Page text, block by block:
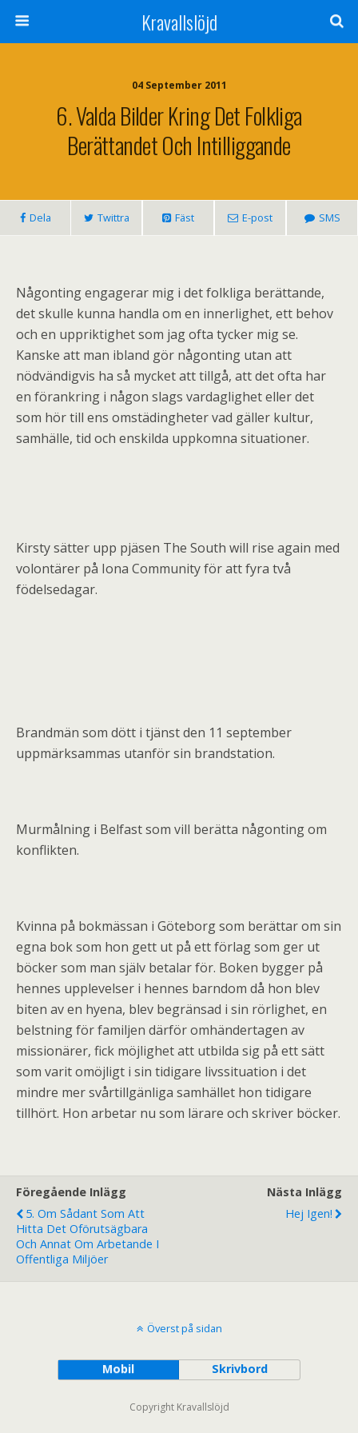
Kravallslöjd
04 September 2011
6. Valda Bilder Kring Det Folkliga
Berättandet Och Intilliggande
Dela Twittra Fäst E-post SMS
Någonting engagerar mig i det folkliga berättande,
det skulle kunna handla om en innerlighet, ett behov
och en uppriktighet som jag ofta tycker mig se.
Kanske att man ibland gör någonting utan att
nödvändigvis ha så mycket att tillgå, att det ofta har
en förankring i någon slags vardaglighet eller det
som hör till ens omstädingheter vad gäller kultur,
samhälle, tid och enskilda uppkomna situationer.
Kirsty sätter upp pjäsen The South will rise again med
volontärer på Iona Community för att fyra två
födelsedagar.
Brandmän som dött i tjänst den 11 september
uppmärksammas utanför sin brandstation.
Murmålning i Belfast som vill berätta någonting om
konflikten.
Kvinna på bokmässan i Göteborg som berättar om sin
egna bok som hon gett ut på ett förlag som ger ut
böcker som man själv betalar för. Boken bygger på
hennes upplevelser i hennes barndom då hon blev
biten av en hyena, blev begränsad i sin rörlighet, en
belstning för familjen därför omhändertagen av
missionärer, fick möjlighet att utbilda sig på ett sätt
som varit omöjligt i sin tidigare livssituation i det
mindre mer svårtillgänliga samhället hon tidigare
tillhört. Hon arbetar nu som lärare och skriver böcker.
Föregående Inlägg
5. Om Sådant Som Att
Hitta Det Oförutsägbara
Och Annat Om Arbetande I
Offentliga Miljöer
Nästa Inlägg
Hej Igen!
Överst på sidan
Mobil Skrivbord
Copyright Kravallslöjd